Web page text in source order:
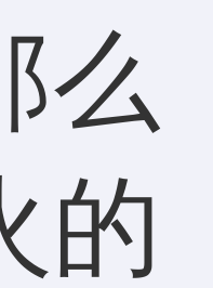
么
的